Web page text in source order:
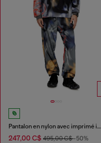
Pantalon en nylon avec imprimé intégral
247,00 C$ 495,00 C$-50%